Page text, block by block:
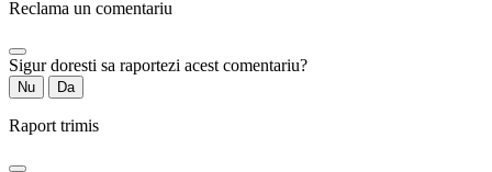
Reclama un comentariu
Sigur doresti sa raportezi acest comentariu?
Nu Da
Raport trimis